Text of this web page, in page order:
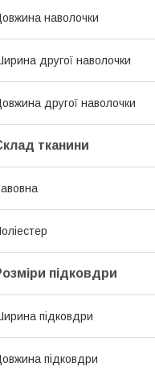
наволочки
другої наволочки
другої наволочки
тканини
підковдри
підковдри
підковдри